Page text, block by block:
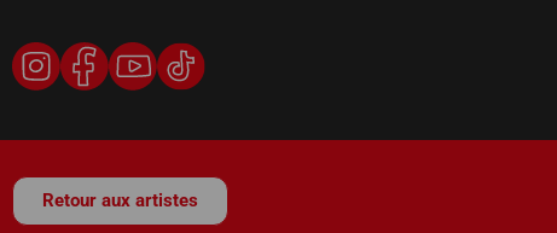
Retour aux artistes